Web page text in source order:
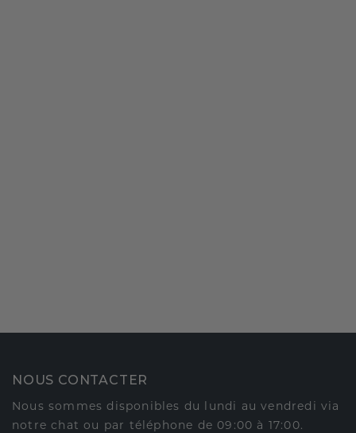
NOUS CONTACTER
Nous sommes disponibles du lundi au vendredi via
notre chat ou par téléphone de 09:00 à 17:00.